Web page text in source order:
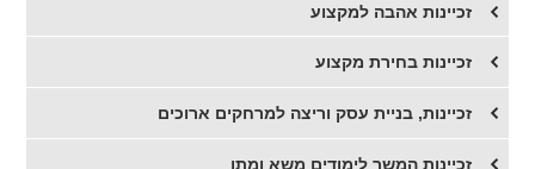
זכיינות אהבה למקצוע
זכיינות בחירת מקצוע
זכיינות, בניית עסק וריצה למרחקים ארוכים
זכיינות המשך לימודים משא ומתן